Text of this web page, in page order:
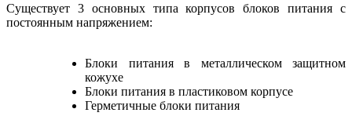
Существует 3 основных типа корпусов блоков питания с
постоянным напряжением:
Блоки питания в металлическом защитном
кожухе
Блоки питания в пластиковом корпусе
Герметичные блоки питания